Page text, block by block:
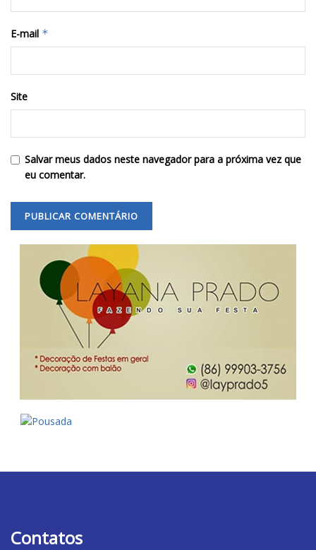
E-mail *
Site
Salvar meus dados neste navegador para a próxima vez que
eu comentar.
Contatos